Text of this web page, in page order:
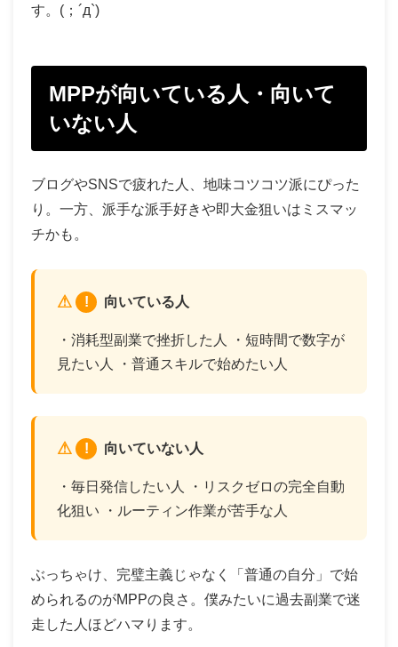
す。(；´д`)
MPPが向いている人・向いて
いない人
ブログやSNSで疲れた人、地味コツコツ派にぴった
り。一方、派手な派手好きや即大金狙いはミスマッ
チかも。
! 向いている人
・消耗型副業で挫折した人 ・短時間で数字が
見たい人 ・普通スキルで始めたい人
! 向いていない人
・毎日発信したい人 ・リスクゼロの完全自動
化狙い ・ルーティン作業が苦手な人
ぶっちゃけ、完璧主義じゃなく「普通の自分」で始
められるのがMPPの良さ。僕みたいに過去副業で迷
走した人ほどハマります。